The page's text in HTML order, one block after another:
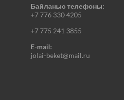
Байланыс телефоны:
+7 776 330 4205
+7 775 241 3855
E-mail:
jolai-beket@mail.ru